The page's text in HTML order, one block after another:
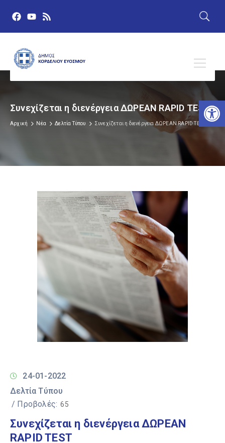
Συνεχίζεται η διενέργεια ΔΩΡΕΑΝ RAPID TEST
Αρχική Νέα Δελτία Τύπου Συνεχίζεται η διενέργεια ΔΩΡΕΑΝ RAPID TEST
24-01-2022
Δελτία Τύπου
/ Προβολές: 65
Συνεχίζεται η διενέργεια ΔΩΡΕΑΝ
RAPID TEST